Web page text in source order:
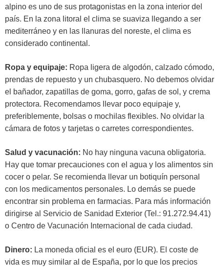
alpino es uno de sus protagonistas en la zona interior del
país. En la zona litoral el clima se suaviza llegando a ser
mediterráneo y en las llanuras del noreste, el clima es
considerado continental.
Ropa y equipaje: Ropa ligera de algodón, calzado cómodo,
prendas de repuesto y un chubasquero. No debemos olvidar
el bañador, zapatillas de goma, gorro, gafas de sol, y crema
protectora. Recomendamos llevar poco equipaje y,
preferiblemente, bolsas o mochilas flexibles. No olvidar la
cámara de fotos y tarjetas o carretes correspondientes.
Salud y vacunación: No hay ninguna vacuna obligatoria.
Hay que tomar precauciones con el agua y los alimentos sin
cocer o pelar. Se recomienda llevar un botiquín personal
con los medicamentos personales. Lo demás se puede
encontrar sin problema en farmacias. Para más información
dirigirse al Servicio de Sanidad Exterior (Tel.: 91.272.94.41)
o Centro de Vacunación Internacional de cada ciudad.
Dinero: La moneda oficial es el euro (EUR). El coste de
vida es muy similar al de España, por lo que los precios